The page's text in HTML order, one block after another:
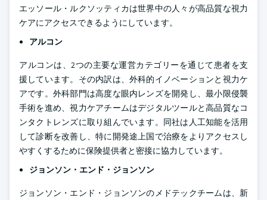
エッソール・ルクソッティカは世界中の人々が高品質な視力
ケアにアクセスできるようにしています。
アルコン
アルコンは、2つの主要な運営カテゴリーを通じて患者を支
援しています。その内訳は、外科的イノベーションと視力ケ
アです。外科部門は高度な眼内レンズを開発し、最小限侵襲
手術を進め、視力ケアチームはデジタルツールと高品質なコ
ンタクトレンズに取り組んでいます。同社は人工知能を活用
して診断を改善し、特に開発途上国で治療をよりアクセスし
やすくするために保険提供者と密接に協力しています。
ジョンソン・エンド・ジョンソン
ジョンソン・エンド・ジョンソンのメドテックチームは、新